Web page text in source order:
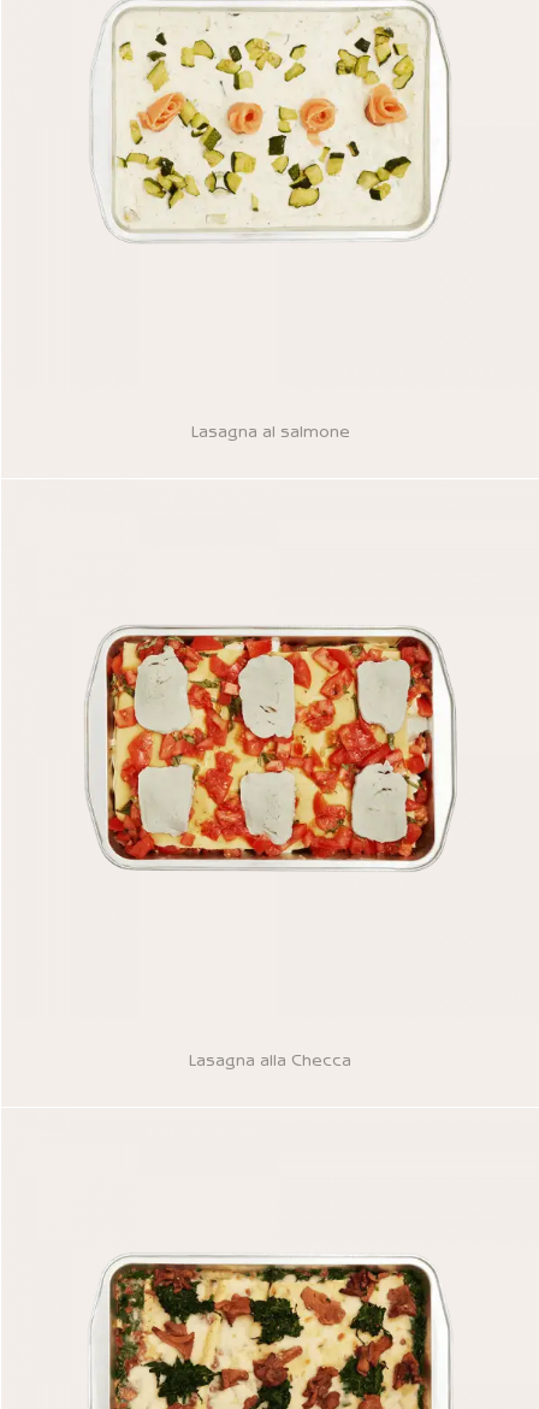
Lasagna al salmone
Lasagna alla Checca